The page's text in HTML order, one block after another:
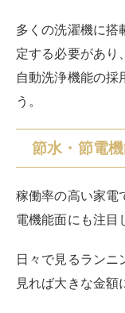
インバーター搭
べると価格が高く
ストや環境に配慮
い。
メーカー特
各メーカーから販
メーカー特有の機
独自のイオン機能
や、洗浄力、お手